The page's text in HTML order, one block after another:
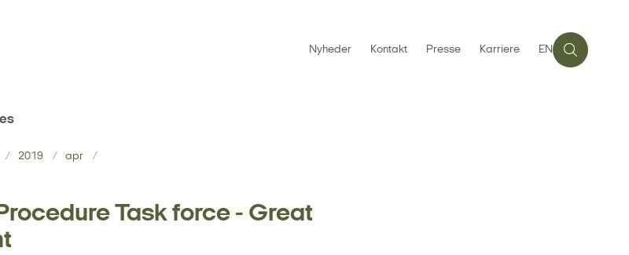
Nyheder Kontakt Presse Karriere EN
2019
apr
Task force - Great